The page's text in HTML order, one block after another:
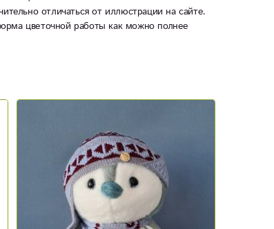
отличаться от иллюстрации на сайте.
цветочной работы как можно полнее